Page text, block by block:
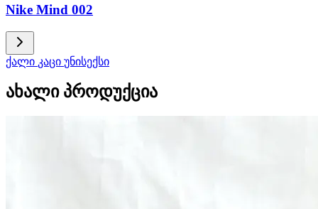
Nike Mind 002
ქალი კაცი უნისექსი
ახალი პროდუქცია